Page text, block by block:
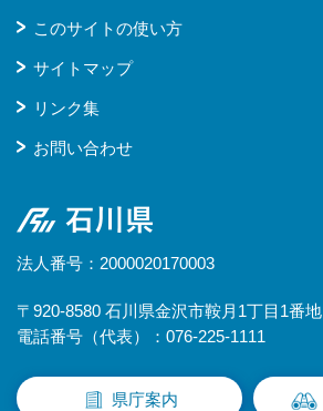
このサイトの使い方
サイトマップ
リンク集
お問い合わせ
石川県
法人番号：2000020170003
〒920-8580 石川県金沢市鞍月1丁目1番地
電話番号（代表）：076-225-1111
県庁案内